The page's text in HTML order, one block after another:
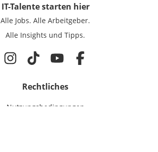
IT-Talentestarten hier
Alle Jobs. Alle Arbeitgeber.
Alle Insights und Tipps.
Rechtliches
Nutzungsbedingungen